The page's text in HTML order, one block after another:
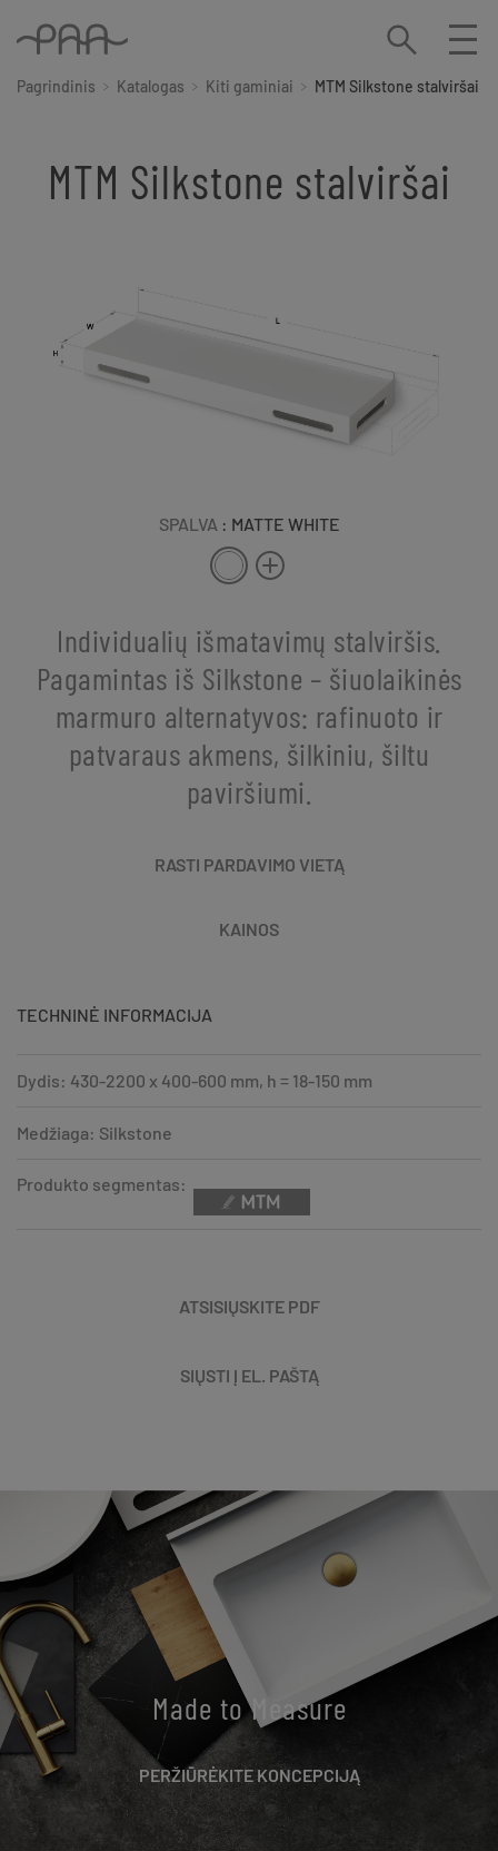
Pagrindinis Katalogas Kiti gaminiai MTM Silkstone stalviršai
MTM Silkstone stalviršai
SPALVA : MATTE WHITE
Individualių išmatavimų stalviršis.
Pagamintas iš Silkstone – šiuolaikinės
marmuro alternatyvos: rafinuoto ir
patvaraus akmens, šilkiniu, šiltu
paviršiumi.
RASTI PARDAVIMO VIETĄ
KAINOS
TECHNINĖ INFORMACIJA
Dydis: 430-2200 x 400-600 mm, h = 18-150 mm
Medžiaga: Silkstone
Produkto segmentas:
ATSISIŲSKITE PDF
SIŲSTI Į EL. PAŠTĄ
Made to Measure
PERŽIŪRĖKITE KONCEPCIJĄ